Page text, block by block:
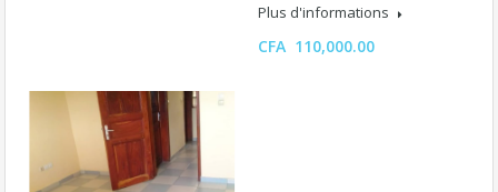
Plus d'informations
CFA 110,000.00